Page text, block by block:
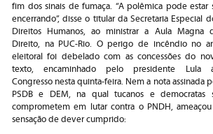
fim dos sinais de fumaça. “A polêmica pode estar
encerrando”, disse o titular da Secretaria Especial
Direitos Humanos, ao ministrar a Aula Magna
Direito, na PUC-Rio. O perigo de incêndio no
eleitoral foi debelado com as concessões do
texto, encaminhado pelo presidente Lula
Congresso nesta quinta-feira. Nem a nota assinada
PSDB e DEM, na qual tucanos e democratas
comprometem em lutar contra o PNDH,
sensação de dever cumprido: